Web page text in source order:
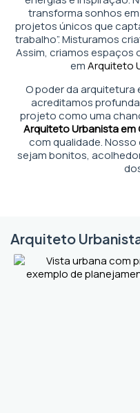
transforma sonhos
projetos únicos que
trabalho”. Misturamos
Assim, criamos espaços
emArquiteto
O poder da arquitetura
acreditamos
projeto como uma
Arquiteto Urbanista em
com qualidade.
sejam bonitos,
Arquiteto